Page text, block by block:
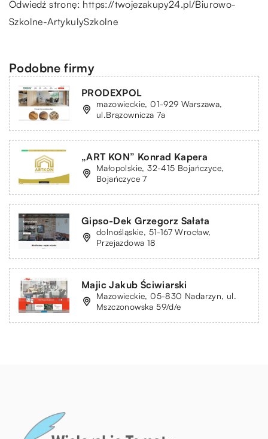
Odwiedź stronę: https://twojezakupy24.pl/Biurowo-
Szkolne-ArtykulySzkolne
Podobne firmy
PRODEXPOL
mazowieckie, 01-929 Warszawa,
ul.Brązownicza 7a
„ART KON” Konrad Kapera
Małopolskie, 32-415 Bojańczyce,
Bojańczyce 7
Gipso-Dek Grzegorz Sałata
dolnośląskie, 51-167 Wrocław,
Przejazdowa 18
Majic Jakub Ściwiarski
Mazowieckie, 05-830 Nadarzyn, ul.
Mszczonowska 59/d/e